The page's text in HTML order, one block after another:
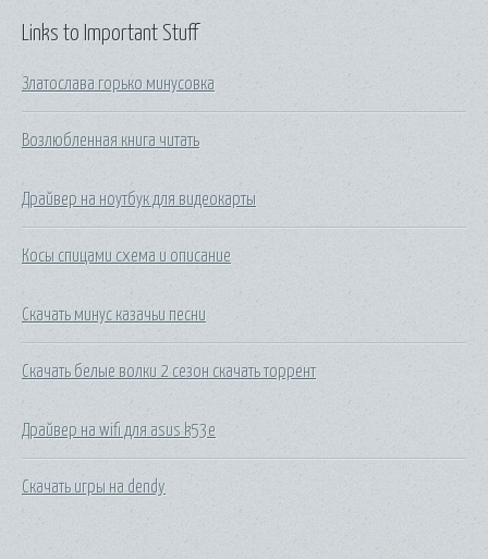
Links to Important Stuff
Златослава горько минусовка
Возлюбленная книга читать
Драйвер на ноутбук для видеокарты
Косы спицами схема и описание
Скачать минус казачьи песни
Скачать белые волки 2 сезон скачать торрент
Драйвер на wifi для asus k53e
Скачать игры на dendy